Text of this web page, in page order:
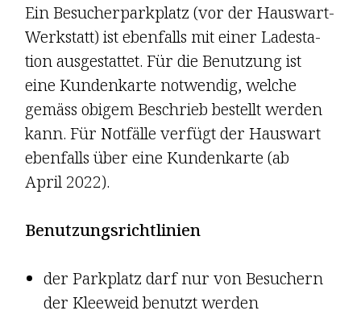
Ein Besucherpark­platz (vor der Haus­wart-
Werkstatt) ist ebenfalls mit einer Lade­sta­
tion ausgestattet. Für die Benutzung ist
eine Kunden­karte notwendig, welche
gemäss obigem Beschrieb bestellt werden
kann. Für Notfälle verfügt der Hauswart
ebenfalls über eine Kunden­karte (ab
April 2022).
Benutzungsrichtlinien
der Parkplatz darf nur von Besuchern
der Kleeweid benutzt werden